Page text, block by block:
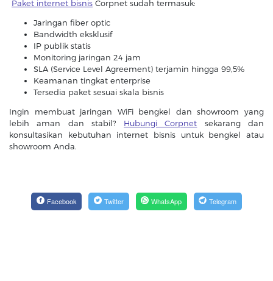
Paket internet bisnis Corpnet sudah termasuk:
Jaringan fiber optic
Bandwidth eksklusif
IP publik statis
Monitoring jaringan 24 jam
SLA (Service Level Agreement) terjamin hingga 99,5%
Keamanan tingkat enterprise
Tersedia paket sesuai skala bisnis
Ingin membuat jaringan WiFi bengkel dan showroom yang
lebih aman dan stabil? Hubungi Corpnet sekarang dan
konsultasikan kebutuhan internet bisnis untuk bengkel atau
showroom Anda.
Facebook Twitter WhatsApp Telegram